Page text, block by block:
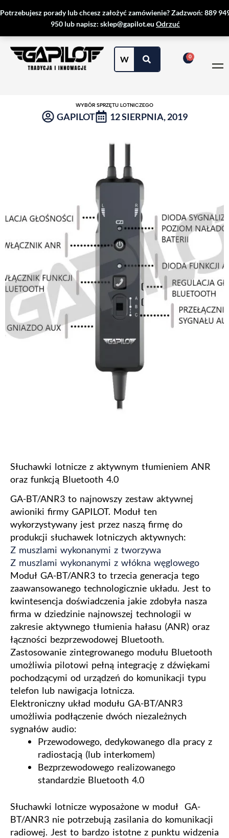
do
WYBÓR SPRZĘTU LOTNICZEGO
GAPILOT 12 SIERPNIA, 2019
Słuchawki lotnicze z aktywnym tłumieniem ANR
oraz funkcją Bluetooth 4.0
GA-BT/ANR3 to najnowszy zestaw aktywnej
awioniki firmy GAPILOT. Moduł ten
wykorzystywany jest przez naszą firmę do
produkcji słuchawek lotniczych aktywnych:
Z muszlami wykonanymi z tworzywa
Z muszlami wykonanymi z włókna węglowego
Moduł GA-BT/ANR3 to trzecia generacja tego
zaawansowanego technologicznie układu. Jest to
kwintesencja doświadczenia jakie zdobyła nasza
firma w dziedzinie najnowszej technologii w
zakresie aktywnego tłumienia hałasu (ANR) oraz
łączności bezprzewodowej Bluetooth.
Zastosowanie zintegrowanego modułu Bluetooth
umożliwia pilotowi pełną integrację z dźwiękami
pochodzącymi od urządzeń do komunikacji typu
telefon lub nawigacja lotnicza.
Elektroniczny układ modułu GA-BT/ANR3
umożliwia podłączenie dwóch niezależnych
sygnałów audio:
Przewodowego, dedykowanego dla pracy z
radiostacją (lub interkomem)
Bezprzewodowego realizowanego
standardzie Bluetooth 4.0
Słuchawki lotnicze wyposażone w moduł GA-
BT/ANR3 nie potrzebują zasilania do komunikacji
radiowej. Jest to bardzo istotne z punktu widzenia
Potrzebujesz porady lub chcesz założyć zamówienie? Zadzwoń: 889
950 lub napisz: sklep@gapilot.eu Odrzuć